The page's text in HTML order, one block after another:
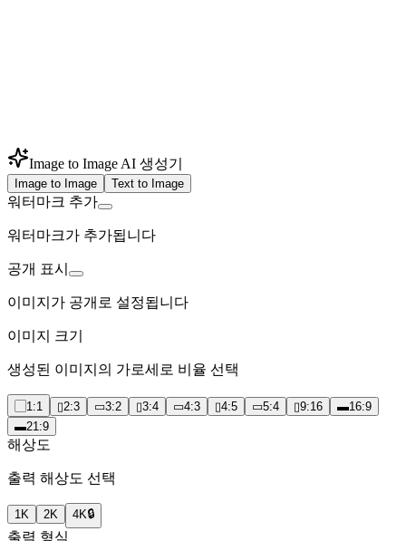
Image to Image AI 생성기
Image to Image Text to Image
워터마크 추가
워터마크가 추가됩니다
공개 표시
이미지가 공개로 설정됩니다
이미지 크기
생성된 이미지의 가로세로 비율 선택
1:1 ▯2:3 ▭3:2 ▯3:4 ▭4:3 ▯4:5 ▭5:4 ▯9:16 ▬16:9
▬21:9
해상도
출력 해상도 선택
1K 2K 4K🔒
출력 형식